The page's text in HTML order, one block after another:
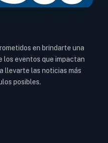
en brindarte una
los eventos que impactan
llevarte las noticias más
posibles.